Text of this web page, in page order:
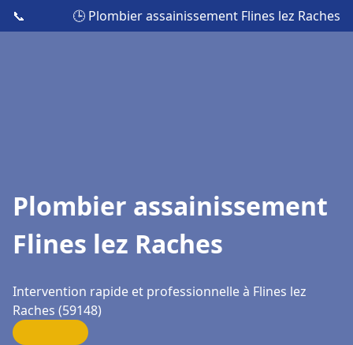
📞 🕒 Plombier assainissement Flines lez Raches
Plombier assainissement
Flines lez Raches
Intervention rapide et professionnelle à Flines lez
Raches (59148)